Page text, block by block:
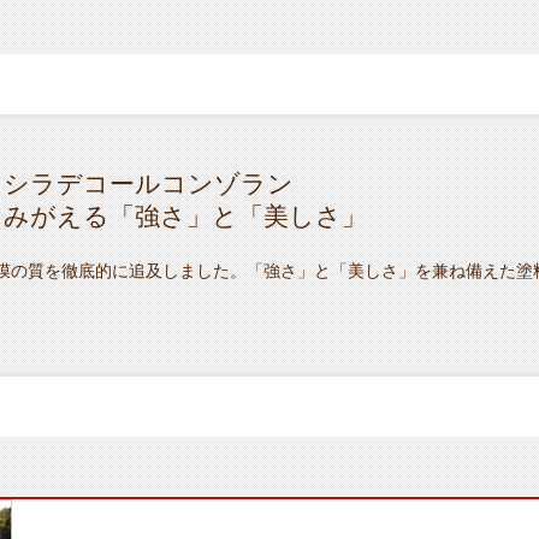
ラデコールコンゾラン
がえる「強さ」と「美しさ」
の質を徹底的に追及しました。「強さ」と「美しさ」を兼ね備えた塗